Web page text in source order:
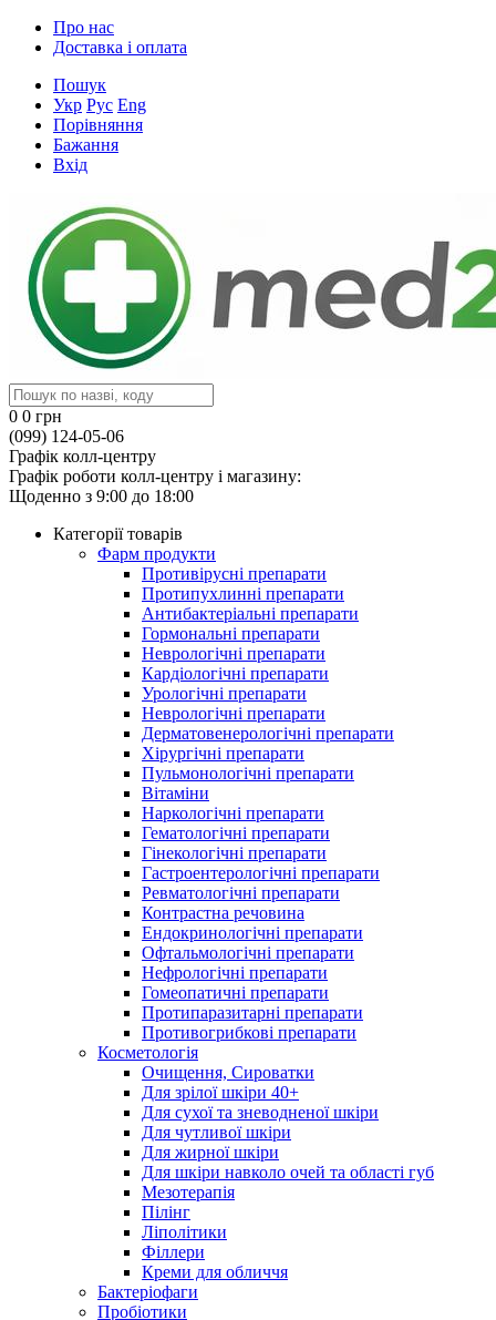
Про нас
Доставка і оплата
Пошук
Укр Рус Eng
Порівняння
Бажання
Вхід
0 0 грн
(099) 124-05-06
Графік колл-центру
Графік роботи колл-центру і магазину:
Щоденно з 9:00 до 18:00
Категорії товарів
Фарм продукти
Противірусні препарати
Протипухлинні препарати
Антибактеріальні препарати
Гормональні препарати
Неврологічні препарати
Кардіологічні препарати
Урологічні препарати
Неврологічні препарати
Дерматовенерологічні препарати
Хірургічні препарати
Пульмонологічні препарати
Вітаміни
Наркологічні препарати
Гематологічні препарати
Гінекологічні препарати
Гастроентерологічні препарати
Ревматологічні препарати
Контрастна речовина
Eндокринологічні препарати
Офтальмологічні препарати
Нефрологічні препарати
Гомеопатичні препарати
Протипаразитарні препарати
Противогрибкові препарати
Косметологія
Очищення, Сироватки
Для зрілої шкіри 40+
Для сухої та зневодненої шкіри
Для чутливої шкіри
Для жирної шкіри
Для шкіри навколо очей та області губ
Мезотерапія
Пілінг
Ліполітики
Філлери
Креми для обличчя
Бактеріофаги
Пробіотики